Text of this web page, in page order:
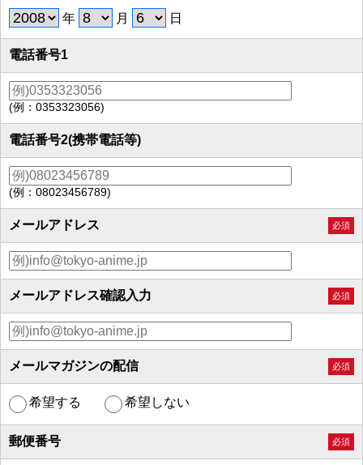
年 月 日
電話番号1
(例：0353323056)
電話番号2(携帯電話等)
(例：08023456789)
メールアドレス 必須
メールアドレス確認入力 必須
メールマガジンの配信 必須
希望する 希望しない
郵便番号 必須